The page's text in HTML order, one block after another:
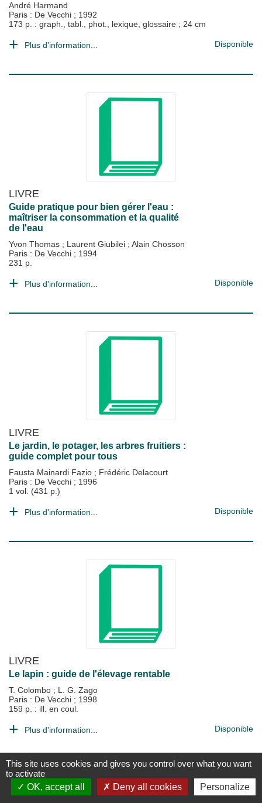
André Harmand
Paris : De Vecchi ; 1992
173 p. : graph., tabl., phot., lexique, glossaire ; 24 cm
Plus d'information... Disponible
LIVRE
Guide pratique pour bien gérer l'eau :
maîtriser la consommation et la qualité
de l'eau
Yvon Thomas ; Laurent Giubilei ; Alain Chosson
Paris : De Vecchi ; 1994
231 p.
Plus d'information... Disponible
LIVRE
Le jardin, le potager, les arbres fruitiers :
guide complet pour tous
Fausta Mainardi Fazio ; Frédéric Delacourt
Paris : De Vecchi ; 1996
1 vol. (431 p.)
Plus d'information... Disponible
LIVRE
Le lapin : guide de l'élevage rentable
T. Colombo ; L. G. Zago
Paris : De Vecchi ; 1998
159 p. : ill. en coul.
Plus d'information... Disponible
This site uses cookies and gives you control over what you want
to activate
OK, accept all
Deny all cookies Personalize